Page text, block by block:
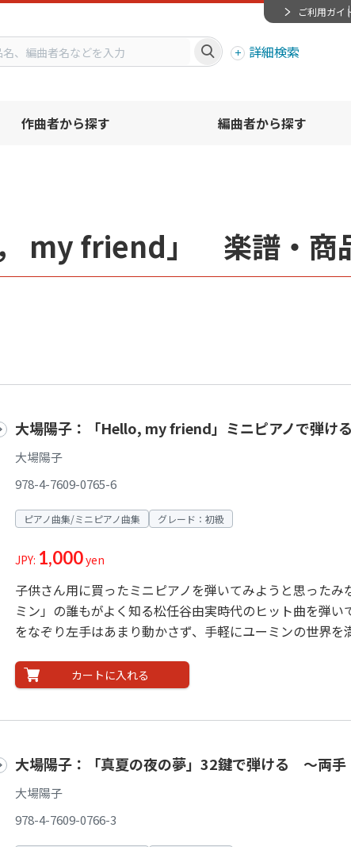
ご利用ガイ
詳細検索
作曲者から探す 編曲者から探す
my friend」 楽譜・商
大場陽子：「Hello, my friend」ミニピアノで弾け
大場陽子
978-4-7609-0765-6
ピアノ曲集/ミニピアノ曲集 グレード：初級
JPY: 1,000yen
子供さん用に買ったミニピアノを弾いてみようと思ったみ
ミン」の誰もがよく知る松任谷由実時代のヒット曲を弾
をなぞり左手はあまり動かさず、手軽にユーミンの世界を
カートに入れる
大場陽子：「真夏の夜の夢」32鍵で弾ける ～両手
大場陽子
978-4-7609-0766-3